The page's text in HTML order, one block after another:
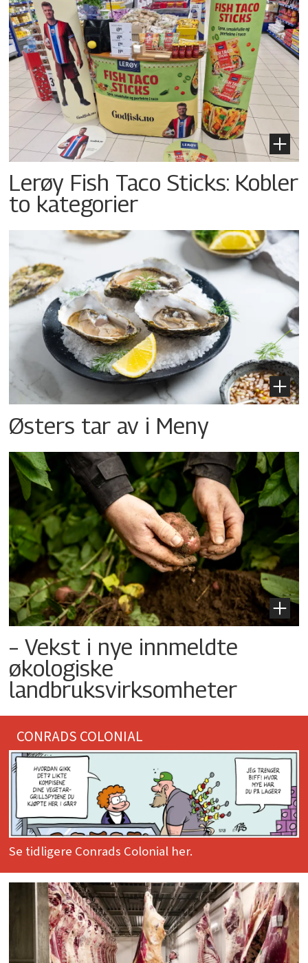
Lerøy Fish Taco Sticks: Kobler
to kategorier
Østers tar av i Meny
– Vekst i nye innmeldte
økologiske
landbruksvirksomheter
CONRADS COLONIAL
Se tidligere Conrads Colonial her.